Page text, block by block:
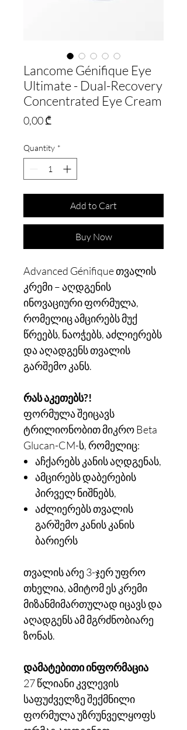
Lancome Génifique Eye
Ultimate - Dual-Recovery
Concentrated Eye Cream
0,00 ₾Price
Quantity *
Add to Cart
Buy Now
Advanced Génifique თვალის
კრემი – აღდგენის
ინოვაციური ფორმულა,
რომელიც ამცირებს მუქ
წრეებს, ნაოჭებს, აძლიერებს
და აღადგენს თვალის
გარშემო კანს.
რას აკეთებს?!
ფორმულა შეიცავს
ტრილიონობით მიკრო Beta
Glucan-CM-ს, რომელიც:
აჩქარებს კანის აღდგენას,
ამცირებს დაბერების
პირველ ნიშნებს,
აძლიერებს თვალის
გარშემო კანის კანის
ბარიერს
თვალის არე 3-ჯერ უფრო
თხელია, ამიტომ ეს კრემი
მიზანმიმართულად იცავს და
აღადგენს ამ მგრძნობიარე
ზონას.
დამატებითი ინფორმაცია
27 წლიანი კვლევის
საფუძველზე შექმნილი
ფორმულა უზრუნველყოფს